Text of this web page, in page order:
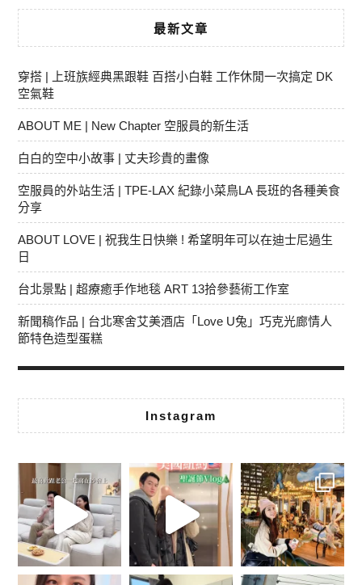
最新文章
穿搭 | 上班族經典黑跟鞋 百搭小白鞋 工作休閒一次搞定 DK
空氣鞋
ABOUT ME | New Chapter 空服員的新生活
白白的空中小故事 | 丈夫珍貴的畫像
空服員的外站生活 | TPE-LAX 紀錄小菜鳥LA 長班的各種美食
分享
ABOUT LOVE | 祝我生日快樂 ! 希望明年可以在迪士尼過生
日
台北景點 | 超療癒手作地毯 ART 13拾參藝術工作室
新聞稿作品 | 台北寒舍艾美酒店「Love U兔」巧克光廊情人
節特色造型蛋糕
Instagram